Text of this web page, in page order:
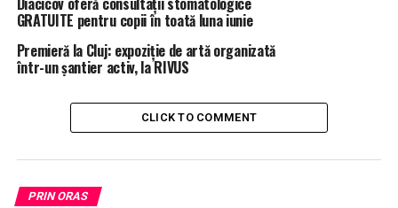
GRATUITE pentru copii în toată luna iunie
Premieră la Cluj: expoziție de artă organizată
într-un șantier activ, la RIVUS
CLICK TO COMMENT
PRIN ORAS